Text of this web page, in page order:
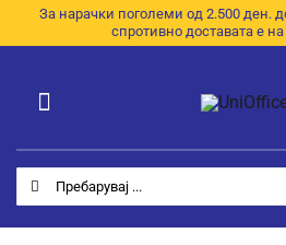
to
За нарачки поголеми од 2.500 ден.
спротивно доставата е
Search
for:
Toggle
Navigation
Категории
Почетна